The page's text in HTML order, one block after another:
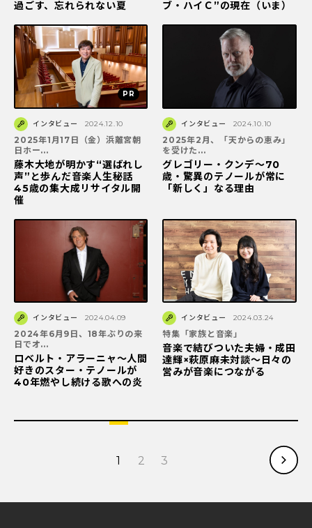
過ごす、忘れられない夏
ブ・ハイＣ”の現在（いま）
インタビュー 2024.12.10
2025年1月17日（金）浜離宮朝
日ホー...
藤木大地が明かす“選ばれし
声”と歩んだ音楽人生秘話
45歳の集大成リサイタル開
催
インタビュー 2024.10.10
2025年2月、「天からの恵み」
を受けた...
グレゴリー・クンデ～70
歳・驚異のテノールが常に
「新しく」なる理由
インタビュー 2024.04.09
2024年6月9日、18年ぶりの来
日でオ...
ロベルト・アラーニャ〜人間
好きのスター・テノールが
40年燃やし続ける歌への炎
インタビュー 2024.03.24
特集「家族と音楽」
音楽で結びついた夫婦・成田
達輝×萩原麻未対談〜日々の
営みが音楽につながる
1 2 3